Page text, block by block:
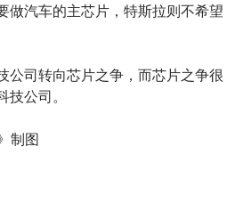
做汽车的主芯片，特斯拉则不希望
公司转向芯片之争，而芯片之争很
公司。
制图